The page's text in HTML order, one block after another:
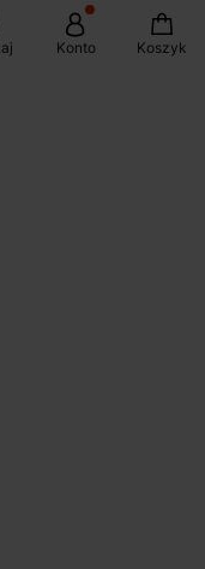
Konto Koszyk